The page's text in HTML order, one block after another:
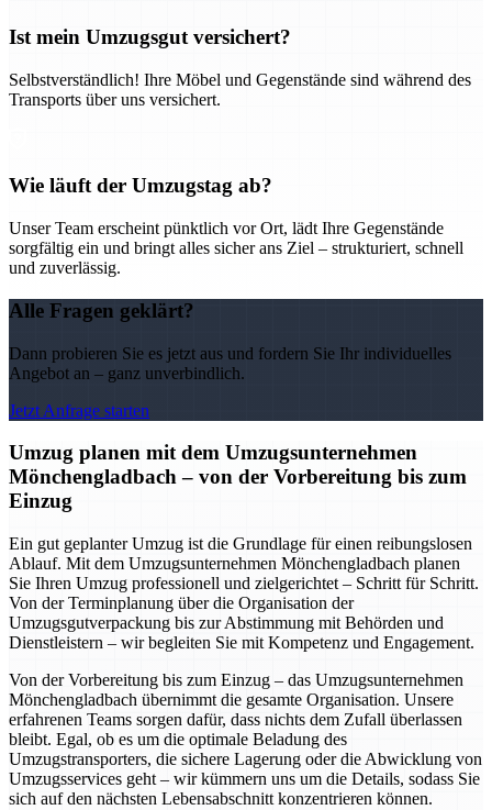
Ist mein Umzugsgut versichert?
Selbstverständlich! Ihre Möbel und Gegenstände sind während des
Transports über uns versichert.
Wie läuft der Umzugstag ab?
Unser Team erscheint pünktlich vor Ort, lädt Ihre Gegenstände
sorgfältig ein und bringt alles sicher ans Ziel – strukturiert, schnell
und zuverlässig.
Alle Fragen geklärt?
Dann probieren Sie es jetzt aus und fordern Sie Ihr individuelles
Angebot an – ganz unverbindlich.
Jetzt Anfrage starten
Umzug planen mit dem Umzugsunternehmen
Mönchengladbach – von der Vorbereitung bis zum
Einzug
Ein gut geplanter Umzug ist die Grundlage für einen reibungslosen
Ablauf. Mit dem Umzugsunternehmen Mönchengladbach planen
Sie Ihren Umzug professionell und zielgerichtet – Schritt für Schritt.
Von der Terminplanung über die Organisation der
Umzugsgutverpackung bis zur Abstimmung mit Behörden und
Dienstleistern – wir begleiten Sie mit Kompetenz und Engagement.
Von der Vorbereitung bis zum Einzug – das Umzugsunternehmen
Mönchengladbach übernimmt die gesamte Organisation. Unsere
erfahrenen Teams sorgen dafür, dass nichts dem Zufall überlassen
bleibt. Egal, ob es um die optimale Beladung des
Umzugstransporters, die sichere Lagerung oder die Abwicklung von
Umzugsservices geht – wir kümmern uns um die Details, sodass Sie
sich auf den nächsten Lebensabschnitt konzentrieren können.